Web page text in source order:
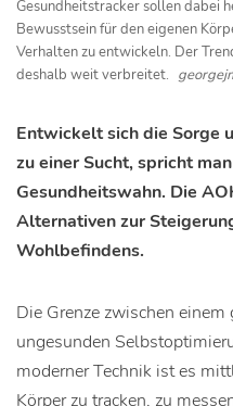
Gesundheitstracker sollen dabei
Bewusstsein für den eigenen
Verhalten zu entwickeln. Der
deshalb weit verbreitet.
Entwickelt sich die Sorge
zu einer Sucht, spricht
Gesundheitswahn. Die
Alternativen zur
Wohlbefindens.
Die Grenze zwischen
ungesunden
moderner Technik ist es
Körper zu tracken, zu